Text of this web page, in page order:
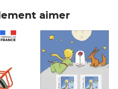
aimer
Prix 7,50€